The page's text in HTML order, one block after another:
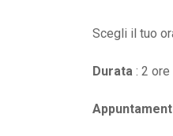
Scegli il tuo
Durata : 2 ore